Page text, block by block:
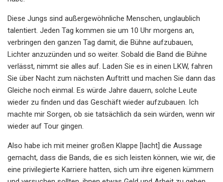
Diese Jungs sind außergewöhnliche Menschen, unglaublich
talentiert. Jeden Tag kommen sie um 10 Uhr morgens an,
verbringen den ganzen Tag damit, die Bühne aufzubauen,
Lichter anzuzünden und so weiter. Sobald die Band die Bühne
verlässt, nimmt sie alles auf. Laden Sie es in einen LKW, fahren
Sie über Nacht zum nächsten Auftritt und machen Sie dann das
Gleiche noch einmal. Es würde Jahre dauern, solche Leute
wieder zu finden und das Geschäft wieder aufzubauen. Ich
machte mir Sorgen, ob sie tatsächlich da sein würden, wenn wir
wieder auf Tour gingen.
Also habe ich mit meiner großen Klappe [lacht] die Aussage
gemacht, dass die Bands, die es sich leisten können, wie wir, die
eine privilegierte Karriere hatten, sich um ihre eigenen kümmern